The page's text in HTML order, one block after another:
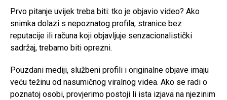
Prvo pitanje uvijek treba biti: tko je objavio video? Ako
snimka dolazi s nepoznatog profila, stranice bez
reputacije ili računa koji objavljuje senzacionalistički
sadržaj, trebamo biti oprezni.
Pouzdani mediji, službeni profili i originalne objave imaju
veću težinu od nasumičnog viralnog videa. Ako se radi o
poznatoj osobi, provjerimo postoji li ista izjava na njezinim